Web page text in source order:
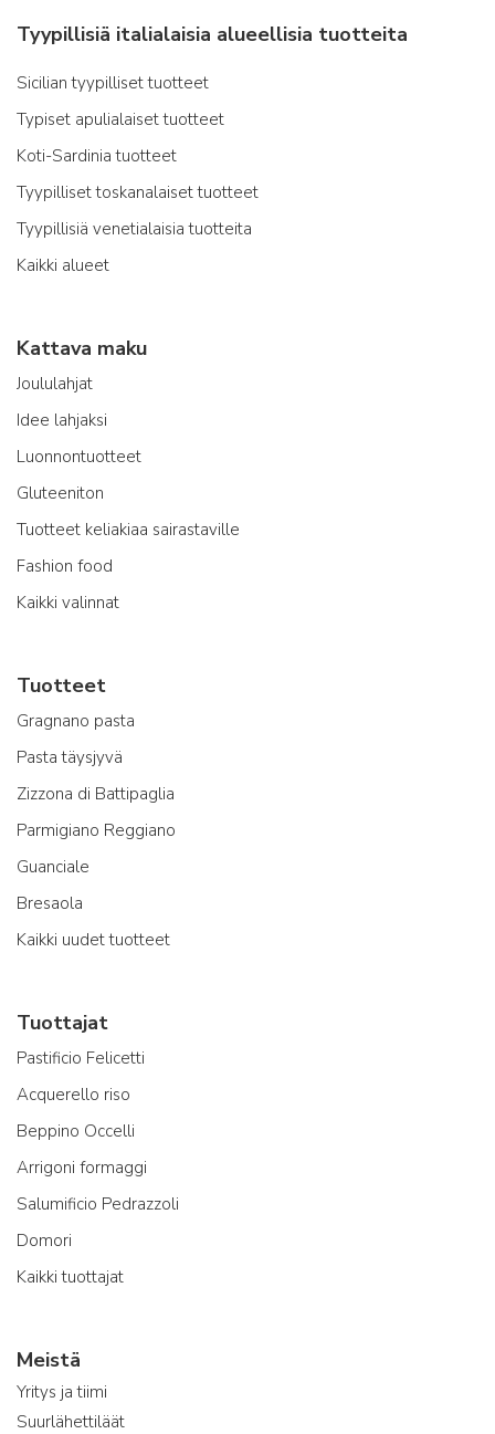
Tyypillisiä italialaisia alueellisia tuotteita
Sicilian tyypilliset tuotteet
Typiset apulialaiset tuotteet
Koti-Sardinia tuotteet
Tyypilliset toskanalaiset tuotteet
Tyypillisiä venetialaisia tuotteita
Kaikki alueet
Kattava maku
Joululahjat
Idee lahjaksi
Luonnontuotteet
Gluteeniton
Tuotteet keliakiaa sairastaville
Fashion food
Kaikki valinnat
Tuotteet
Gragnano pasta
Pasta täysjyvä
Zizzona di Battipaglia
Parmigiano Reggiano
Guanciale
Bresaola
Kaikki uudet tuotteet
Tuottajat
Pastificio Felicetti
Acquerello riso
Beppino Occelli
Arrigoni formaggi
Salumificio Pedrazzoli
Domori
Kaikki tuottajat
Meistä
Yritys ja tiimi
Suurlähettiläät